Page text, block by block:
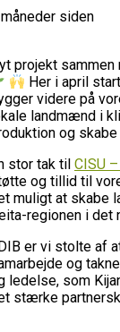
siden
projekt
Her i april
videre på
landmænd i
og
stor tak til CISU
og tillid til
muligt at skabe
regionen i det
er vi stolte af
og
ledelse, som
stærke